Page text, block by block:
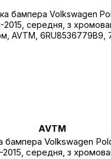
AVTM
бампера Volkswagen
середня, з